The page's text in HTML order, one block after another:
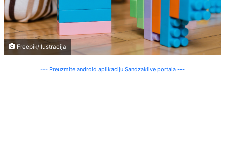
Freepik/Ilustracija
--- Preuzmite android aplikaciju Sandzaklive portala ---